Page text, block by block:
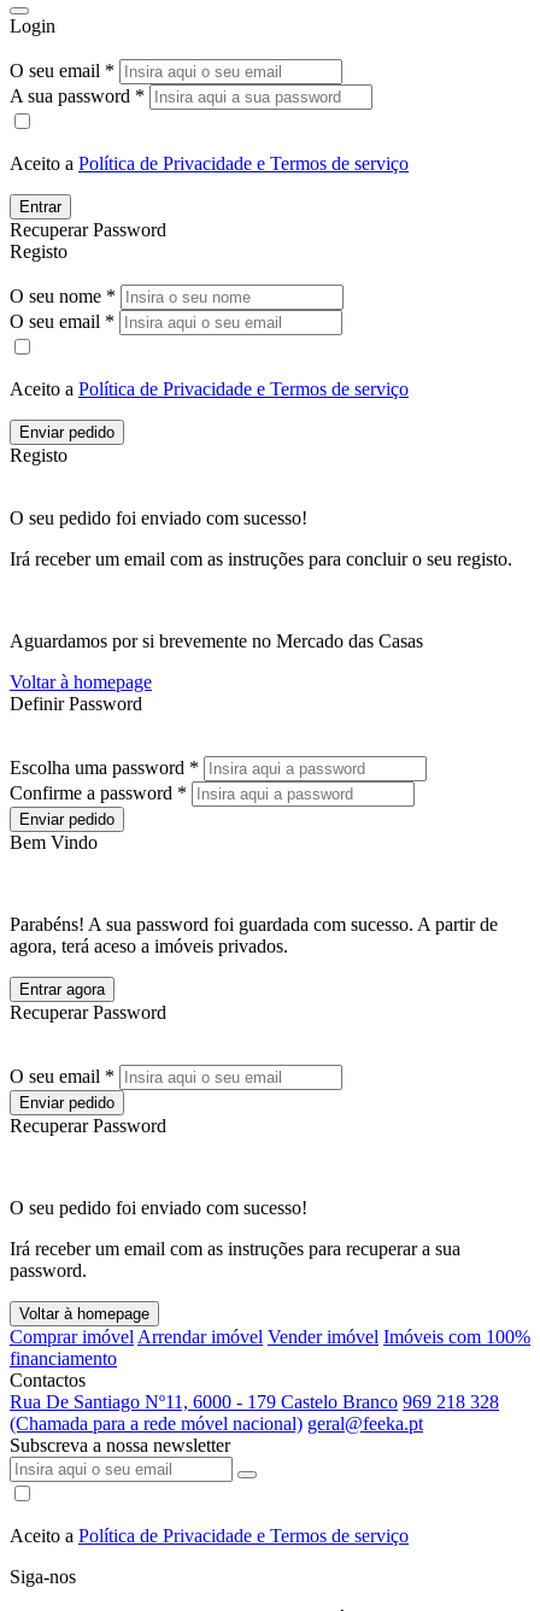
Login
O seu email *
A sua password *
Aceito a Política de Privacidade e Termos de serviço
Entrar
Recuperar Password
Registo
O seu nome *
O seu email *
Aceito a Política de Privacidade e Termos de serviço
Enviar pedido
Registo
O seu pedido foi enviado com sucesso!
Irá receber um email com as instruções para concluir o seu registo.
Aguardamos por si brevemente no Mercado das Casas
Voltar à homepage
Definir Password
Escolha uma password *
Confirme a password *
Enviar pedido
Bem Vindo
Parabéns! A sua password foi guardada com sucesso. A partir de
agora, terá aceso a imóveis privados.
Entrar agora
Recuperar Password
O seu email *
Enviar pedido
Recuperar Password
O seu pedido foi enviado com sucesso!
Irá receber um email com as instruções para recuperar a sua
password.
Voltar à homepage
Comprar imóvel Arrendar imóvel Vender imóvel Imóveis com 100%
financiamento
Contactos
Rua De Santiago Nº11, 6000 - 179 Castelo Branco 969 218 328
(Chamada para a rede móvel nacional) geral@feeka.pt
Subscreva a nossa newsletter
Aceito a Política de Privacidade e Termos de serviço
Siga-nos